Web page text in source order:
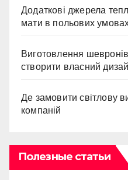
Додаткові джерела
мати в польових
Виготовлення
створити власний
Де замовити світлову
компаній
Полезные статьи